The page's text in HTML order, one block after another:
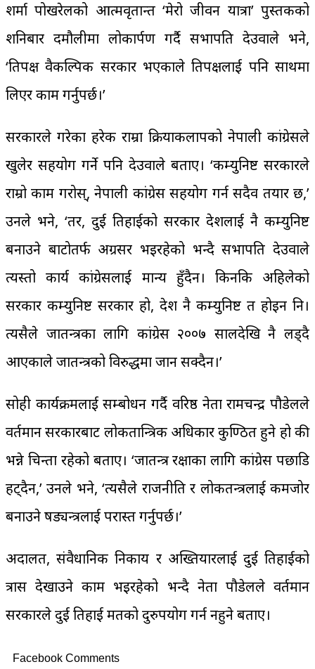
शर्मा पोखरेलको आत्मवृतान्त ‘मेरो जीवन यात्रा’ पुस्तकको
शनिबार दमौलीमा लोकार्पण गर्दै सभापति देउवाले भने,
‘प्रतिपक्ष वैकल्पिक सरकार भएकाले प्रतिपक्षलाई पनि साथमा
लिएर काम गर्नुपर्छ।’
सरकारले गरेका हरेक राम्रा क्रियाकलापको नेपाली कांग्रेसले
खुलेर सहयोग गर्ने पनि देउवाले बताए। ‘कम्युनिष्ट सरकारले
राम्रो काम गरोस्, नेपाली कांग्रेस सहयोग गर्न सदैव तयार छ,’
उनले भने, ‘तर, दुई तिहाईको सरकार देशलाई नै कम्युनिष्ट
बनाउने बाटोतर्फ अग्रसर भइरहेको भन्दै सभापति देउवाले
त्यस्तो कार्य कांग्रेसलाई मान्य हुँदैन। किनकि अहिलेको
सरकार कम्युनिष्ट सरकार हो, देश नै कम्युनिष्ट त होइन नि।
त्यसैले प्रजातन्त्रका लागि कांग्रेस २००७ सालदेखि नै लड्दै
आएकाले प्रजातन्त्रको विरुद्धमा जान सक्दैन।’
सोही कार्यक्रमलाई सम्बोधन गर्दै वरिष्ठ नेता रामचन्द्र पौडेलले
वर्तमान सरकारबाट लोकतान्त्रिक अधिकार कुण्ठित हुने हो की
भन्ने चिन्ता रहेको बताए। ‘प्रजातन्त्र रक्षाका लागि कांग्रेस पछाडि
हट्दैन,’ उनले भने, ‘त्यसैले राजनीति र लोकतन्त्रलाई कमजोर
बनाउने षड्यन्त्रलाई परास्त गर्नुपर्छ।’
अदालत, संवैधानिक निकाय र अख्तियारलाई दुई तिहाईको
त्रास देखाउने काम भइरहेको भन्दै नेता पौडेलले वर्तमान
सरकारले दुई तिहाई मतको दुरुपयोग गर्न नहुने बताए।
Facebook Comments